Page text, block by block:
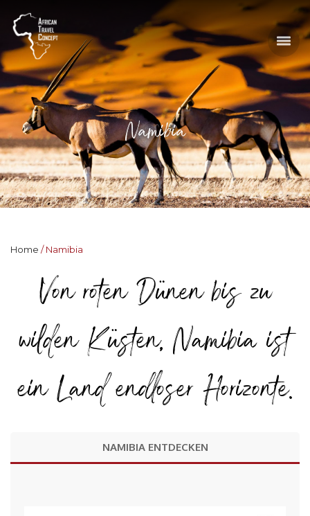
Namibia
Home Namibia
Von roten Dünen bis zu
wilden Küsten, Namibia ist
ein Land endloser Horizonte.
NAMIBIA ENTDECKEN